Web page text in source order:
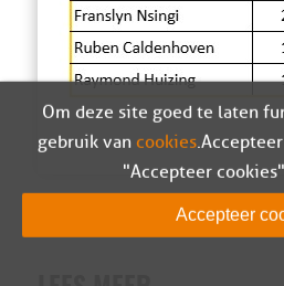
Om deze site goed te laten
gebruik van cookies.
"Accepteer
Accepteer